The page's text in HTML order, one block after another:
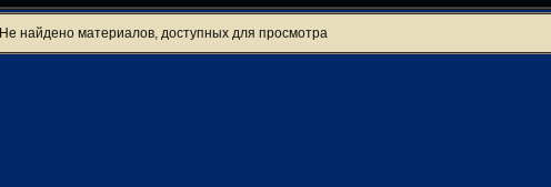
Не найдено материалов, доступных для просмотра